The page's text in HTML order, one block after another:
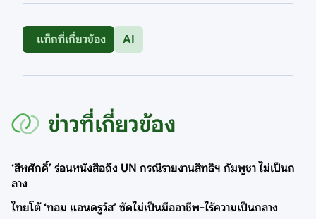
แท็กที่เกี่ยวข้อง AI
ข่าวที่เกี่ยวข้อง
‘สีหศักดิ์’ ร่อนหนังสือถึง UN กรณีรายงานสิทธิฯ กัมพูชา ไม่เป็นก
ลาง
ไทยโต้ ‘ทอม แอนดรูว์ส’ ซัดไม่เป็นมืออาชีพ-ไร้ความเป็นกลาง